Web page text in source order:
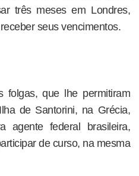
três meses em Londres,
seus vencimentos.
folgas, que lhe permitiram
de Santorini, na Grécia,
agente federal brasileira,
de curso, na mesma